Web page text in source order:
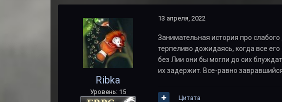
Ribka
Уровень: 15
13 апреля, 2022
Занимательная история про
терпеливо дожидаясь, когда все
без Лии они бы могли до сих
их задержит. Все-равно
Цитата